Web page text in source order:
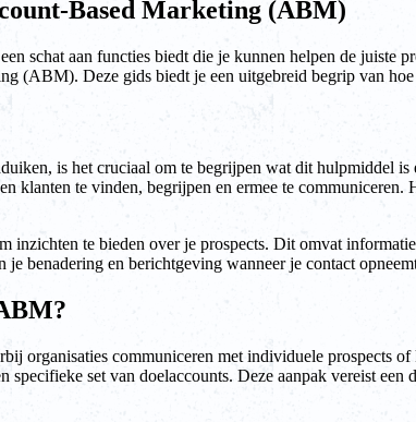
Based Marketing (ABM)
schat aan functies biedt die je kunnen helpen de juiste
(ABM). Deze gids biedt je een uitgebreid begrip van
is het cruciaal om te begrijpen wat dit hulpmiddel
te vinden, begrijpen en ermee te communiceren.
te bieden over je prospects. Dit omvat
benadering en berichtgeving wanneer je contact
organisaties communiceren met individuele prospects
set van doelaccounts. Deze aanpak vereist